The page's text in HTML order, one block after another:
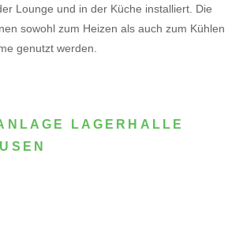
Lounge und in der Küche installiert. Die
sowohl zum Heizen als auch zum Kühlen
genutzt werden.
LAGERHALLE